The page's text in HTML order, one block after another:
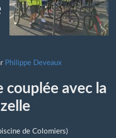
Philippe Deveaux
couplée avec la
de Colomiers)